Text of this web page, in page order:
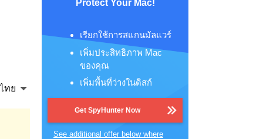
ทย
Protect Your Mac!
เรียกใช้การสแกนมัลแวร์
เพิ่มประสิทธิภาพ Mac
ของคุณ
เพิ่มพื้นที่ว่างในดิสก์
Get SpyHunter Now
See additional offer below where